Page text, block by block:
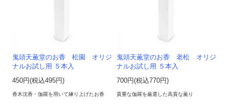
鬼頭天薫堂のお香 松園 オリジ
ナルお試し用 ５本入
450円(税込495円)
香木沈香・伽羅を用いて練り上げたお香
鬼頭天薫堂のお香 老松 オリジ
ナルお試し用 ５本入
700円(税込770円)
貴重な伽羅を厳選した高貴な薫り